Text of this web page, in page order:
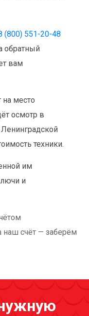
(800) 551-20-48
обратный
вам
место
осмотр в
техники.
им
и
наш счёт — заберём